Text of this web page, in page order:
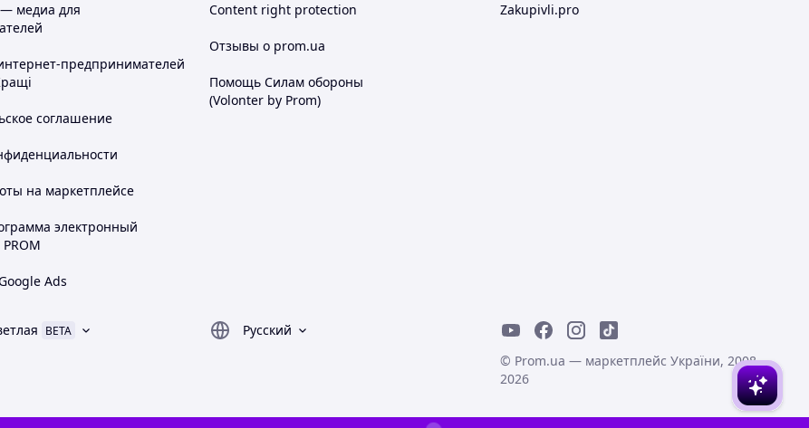
медиа для
предпринимателей
соглашение
на маркетплейсе
электронный
Ads
Content right protection
Отзывы о prom.ua
Помощь Силам обороны
(Volonter by Prom)
Zakupivli.pro
BETA
Русский
© Prom.ua — маркетплейс України, 2008-
2026